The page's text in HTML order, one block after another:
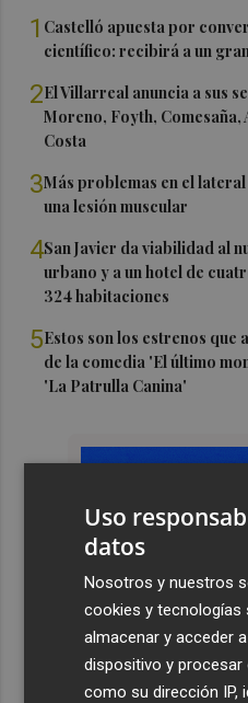
1 Castelló apuesta por
científico: recibirá a un
2El Villarreal anuncia a sus
Moreno, Foyth, Comesaña,
Costa
3Más problemas en el
una lesión muscular
4San Javier da viabilidad al
urbano y a un hotel de
324 habitaciones
5Estos son los estrenos que
de la comedia 'El último
'La Patrulla Canina'
Uso
datos
Nosotros y nuestros
cookies y tecnologías
almacenar y acceder
dispositivo y
como su dirección IP,